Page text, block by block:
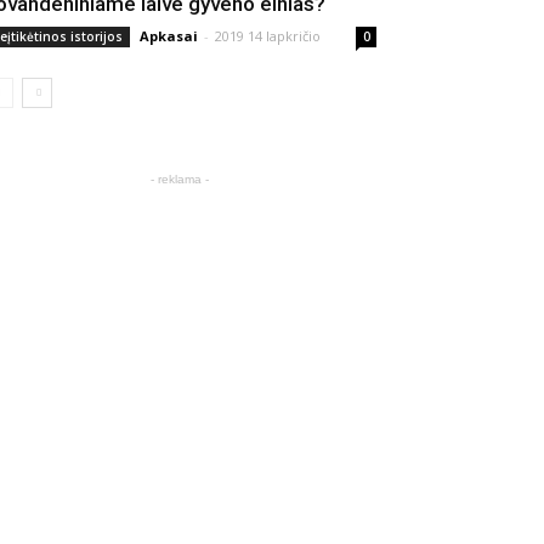
istorijos Apkasai - 2019 14 lapkričio 0
- reklama -